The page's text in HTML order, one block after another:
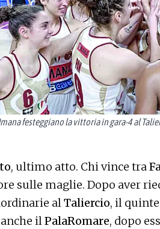
festeggiano la vittoria in gara-4 al
, ultimo atto. Chi vince tra
sulle maglie. Dopo aver
alTaliercio, il
ilPalaRomare, dopo